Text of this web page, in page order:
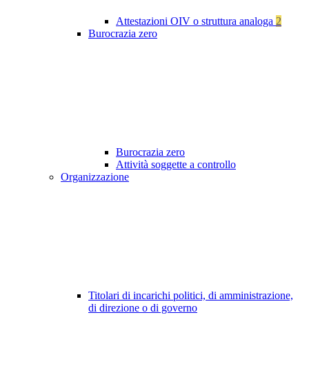
Attestazioni OIV o struttura analoga 2
Burocrazia zero
Burocrazia zero
Attività soggette a controllo
Organizzazione
Titolari di incarichi politici, di amministrazione,
di direzione o di governo